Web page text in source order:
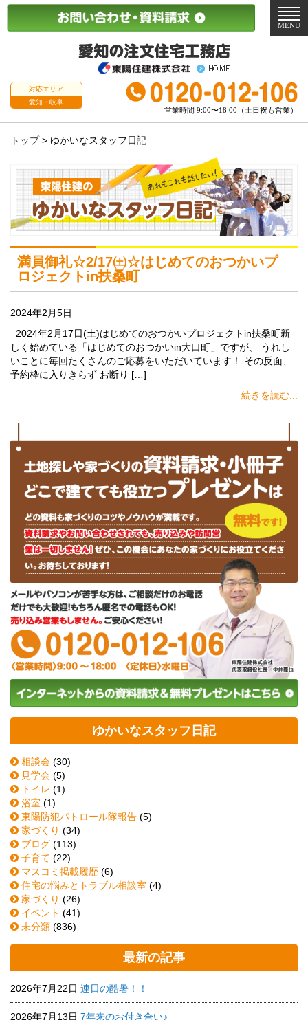
対応エリア
愛知・岐阜
営業時間 9:00〜18:00（土日祝も営業）
メ
ニ
MENU
トップ> ゆかいなスタッフ日記
満員御礼☆2/17㈯☆はじめてのおつかいプ
ロジェクトin扶桑町
2024年2月5日
2024年2月17日(土)はじめてのおつかいプロジェクトin扶桑町新
しく始めている「はじめてのおつかいin大口町」ですが、 うれし
いことに毎回たくさんのご応募をいただいています！ その反面、
予約枠に入りきらず お断り […]
続きを読む...
ゆかいなスタッフ日記
相談会 (30)
見学会 (5)
トイレ (1)
浴室 (1)
東陽防犯パトロール隊報告 (5)
家づくり (34)
ブログ (113)
子育て (22)
マスコミ掲載履歴 (6)
住宅の悩みとトラブル相談室 (4)
家づくり (26)
イベント (41)
未分類 (836)
最新の記事
2026年7月22日 連日の酷暑！！
2026年7月13日 7年来のお付き合い♪